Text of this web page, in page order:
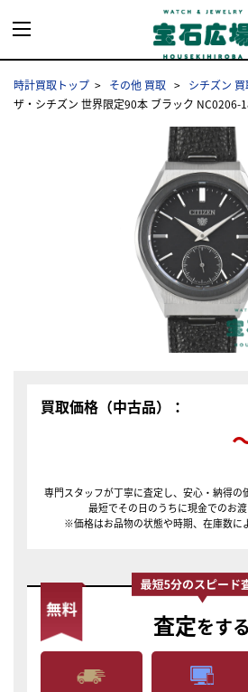
時計買取トップ その他 買取
シチズン 買
ザ・シチズン 世界限定90本 ブラック NC0206-
買取価格（中古品）：
専門スタッフが丁寧に査定し、安心・納得の
最短でその日のうちに現金でのお渡
※価格はお品物の状態や時期、在庫数に
査定をする